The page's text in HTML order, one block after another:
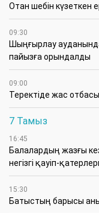
Отан шебін күзеткен
09:30
​Шыңғырлау
пайызға орындалды
09:00
​Теректіде жас
7 Тамыз
16:45
Балалардың жазғы
негізгі қауіп-
15:30
Батыстың барысы